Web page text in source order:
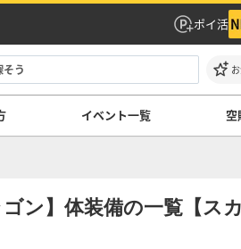
ポイ活
イベント一覧 空
ン】体装備の一覧【ス